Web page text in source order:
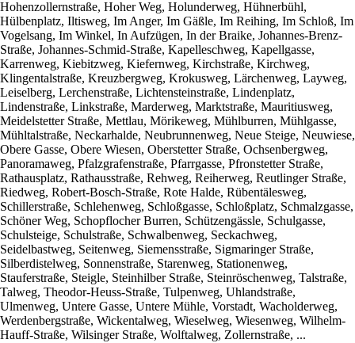
Hohenzollernstraße, Hoher Weg, Holunderweg, Hühnerbühl,
Hülbenplatz, Iltisweg, Im Anger, Im Gäßle, Im Reihing, Im Schloß, Im
Vogelsang, Im Winkel, In Aufzügen, In der Braike, Johannes-Brenz-
Straße, Johannes-Schmid-Straße, Kapelleschweg, Kapellgasse,
Karrenweg, Kiebitzweg, Kiefernweg, Kirchstraße, Kirchweg,
Klingentalstraße, Kreuzbergweg, Krokusweg, Lärchenweg, Layweg,
Leiselberg, Lerchenstraße, Lichtensteinstraße, Lindenplatz,
Lindenstraße, Linkstraße, Marderweg, Marktstraße, Mauritiusweg,
Meidelstetter Straße, Mettlau, Mörikeweg, Mühlburren, Mühlgasse,
Mühltalstraße, Neckarhalde, Neubrunnenweg, Neue Steige, Neuwiese,
Obere Gasse, Obere Wiesen, Oberstetter Straße, Ochsenbergweg,
Panoramaweg, Pfalzgrafenstraße, Pfarrgasse, Pfronstetter Straße,
Rathausplatz, Rathausstraße, Rehweg, Reiherweg, Reutlinger Straße,
Riedweg, Robert-Bosch-Straße, Rote Halde, Rübentälesweg,
Schillerstraße, Schlehenweg, Schloßgasse, Schloßplatz, Schmalzgasse,
Schöner Weg, Schopflocher Burren, Schützengässle, Schulgasse,
Schulsteige, Schulstraße, Schwalbenweg, Seckachweg,
Seidelbastweg, Seitenweg, Siemensstraße, Sigmaringer Straße,
Silberdistelweg, Sonnenstraße, Starenweg, Stationenweg,
Stauferstraße, Steigle, Steinhilber Straße, Steinröschenweg, Talstraße,
Talweg, Theodor-Heuss-Straße, Tulpenweg, Uhlandstraße,
Ulmenweg, Untere Gasse, Untere Mühle, Vorstadt, Wacholderweg,
Werdenbergstraße, Wickentalweg, Wieselweg, Wiesenweg, Wilhelm-
Hauff-Straße, Wilsinger Straße, Wolftalweg, Zollernstraße, ...